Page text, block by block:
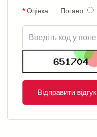
Оцінка Погано
Відправити відгук